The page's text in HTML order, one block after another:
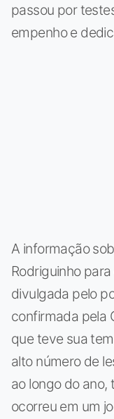
passou por
empenho e
A informação
Rodriguinho
divulgada pelo
confirmada pela
que teve sua
alto número de
ao longo do
ocorreu em um